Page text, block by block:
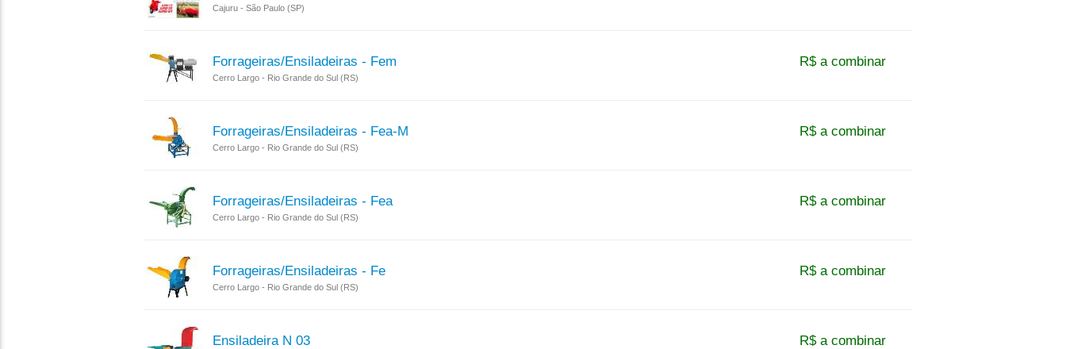
Cajuru - São Paulo (SP)
Forrageiras/ensiladeiras - Fem
Cerro Largo - Rio Grande do Sul (RS)
R$ a combinar
Forrageiras/ensiladeiras - Fea-M
Cerro Largo - Rio Grande do Sul (RS)
R$ a combinar
Forrageiras/ensiladeiras - Fea
Cerro Largo - Rio Grande do Sul (RS)
R$ a combinar
Forrageiras/ensiladeiras - Fe
Cerro Largo - Rio Grande do Sul (RS)
R$ a combinar
Ensiladeira N 03 R$ a combinar